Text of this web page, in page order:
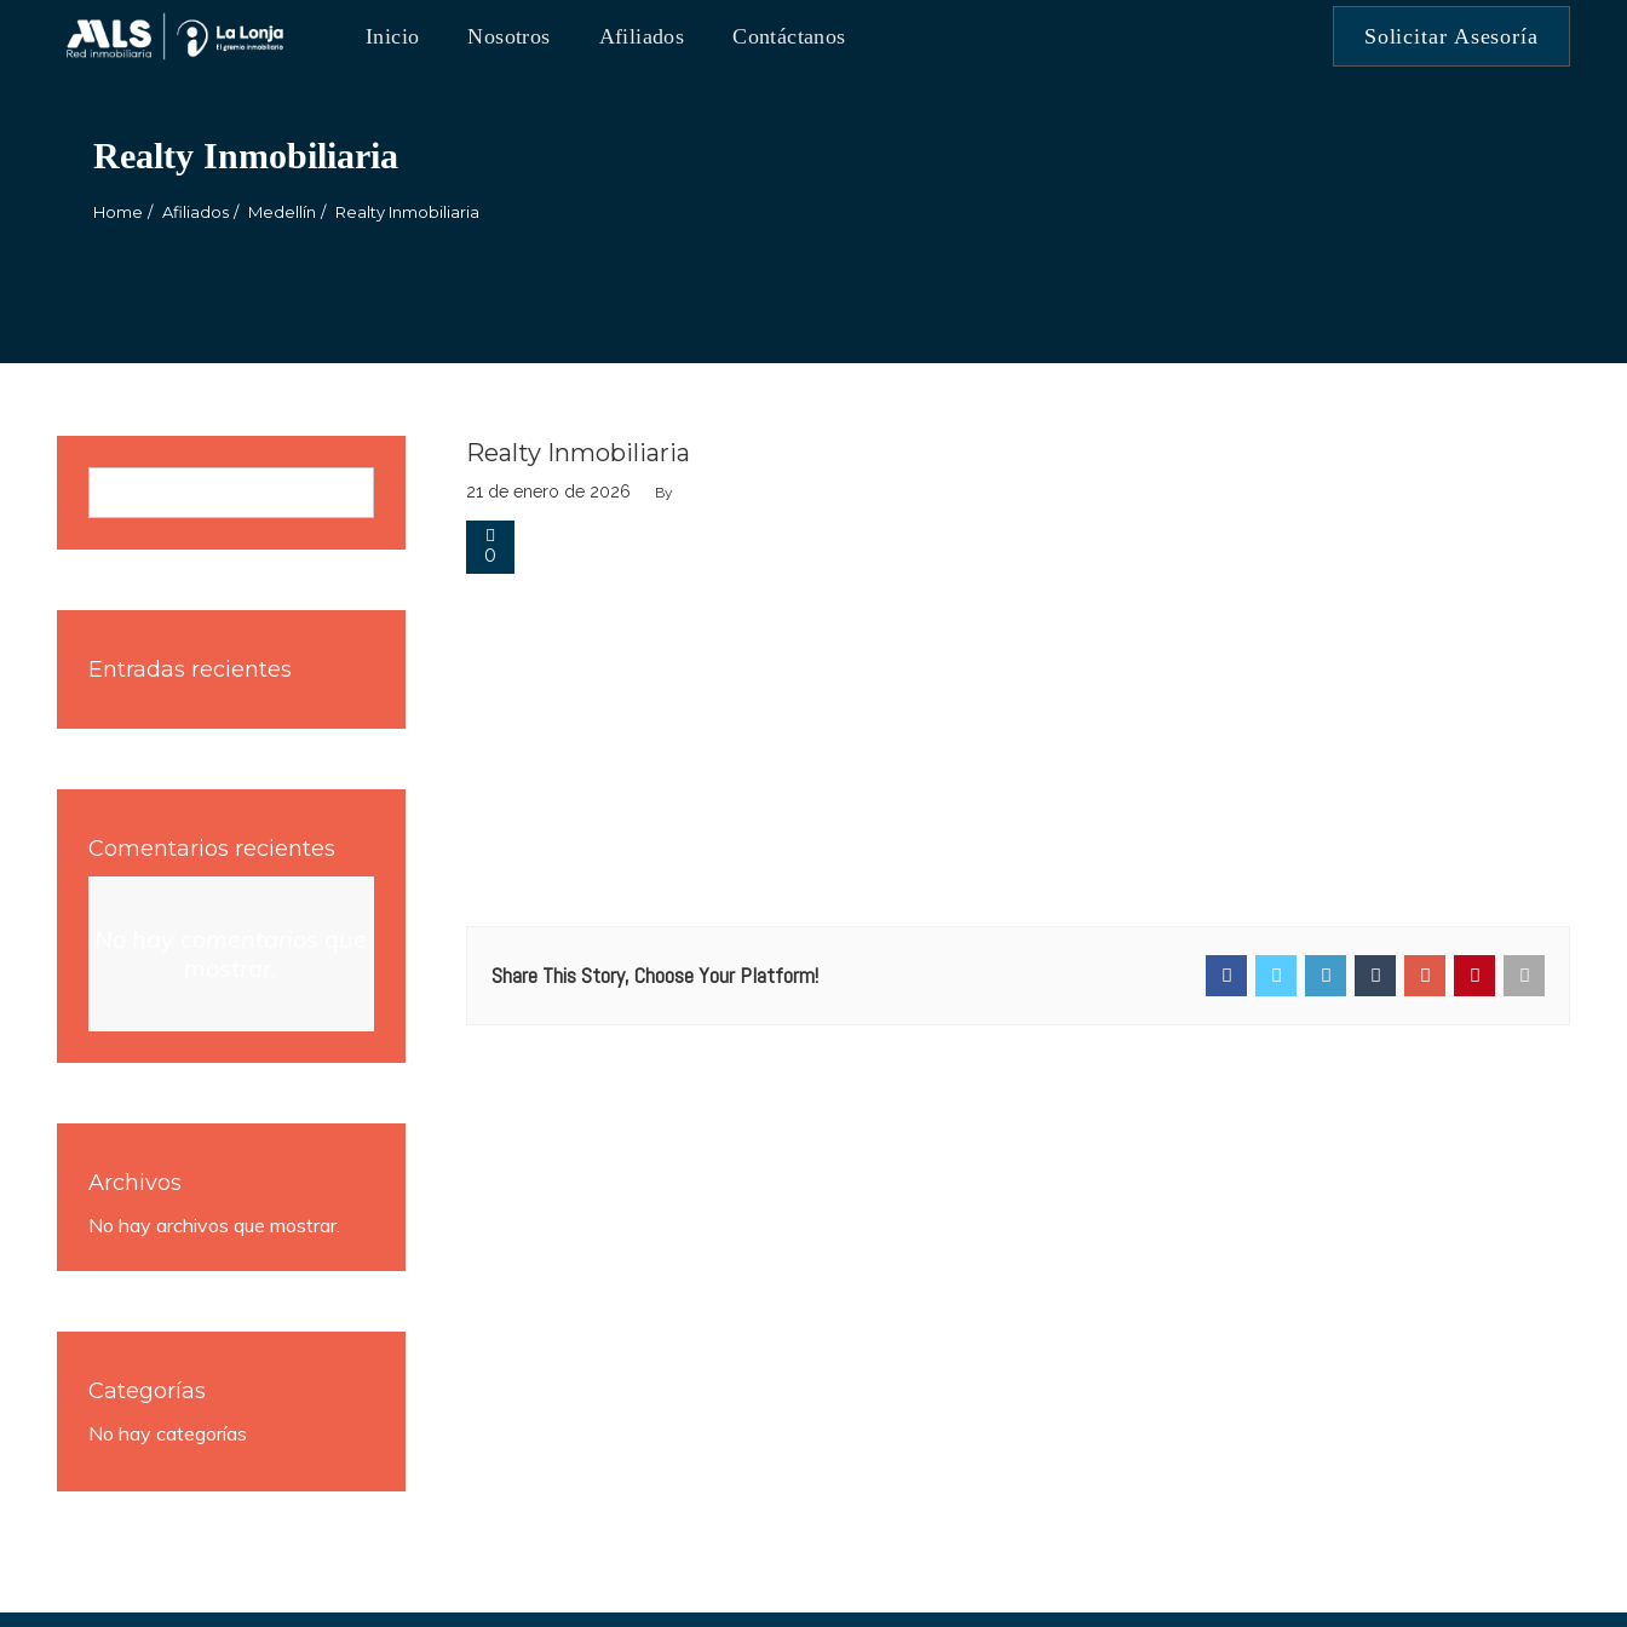
Inicio Nosotros Afiliados Contáctanos Solicitar Asesoría
Realty Inmobiliaria
Home Afiliados Medellín Realty Inmobiliaria
Realty Inmobiliaria
21 de enero de 2026 By
0
Share This Story, Choose Your Platform!
Entradas recientes
Comentarios recientes
Archivos
No hay archivos que mostrar.
Categorías
No hay categorías